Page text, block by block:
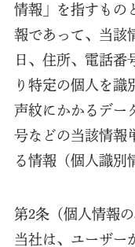
情報」を指すもの
報であって、当該
日、住所、電話番
り特定の個人を識
声紋にかかるデー
号などの当該情報
る情報（個人識別
第2条（個人情報の
当社は、ユーザー